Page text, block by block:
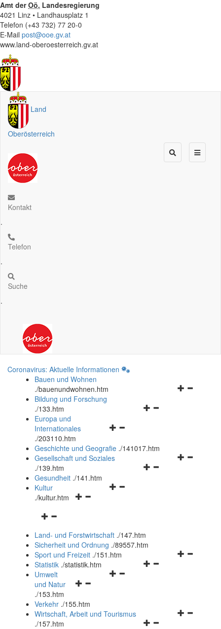
Amt derOö. Landesregierung
4021 Linz • Landhausplatz 1
Telefon (+43 732) 77 20-0
E-Mail post@ooe.gv.at
www.land-oberoesterreich.gv.at
Land
Oberösterreich
Kontakt
.
Telefon
.
Suche
.
Coronavirus: Aktuelle Informationen
Bauen und Wohnen
./bauenundwohnen.htm
Navigationsmenü
Bildung und Forschung
./133.htm
Navigationsmenü
und
schließen
Europa und
Internationales
./203110.htm
Geschichte und Geografie ./141017.htm
Navigationsmenü
Gesellschaft und Soziales
./139.htm
Navigationsmenü
Gesundheit ./141.htm
Navigationsmenü
Kultur
./kultur.htm
Navigationsmenü
und
schließen
Land- und Forstwirtschaft ./147.htm
Sicherheit und Ordnung ./89557.htm
Navigationsmenü
Sport und Freizeit ./151.htm
Navigationsmenü
Statistik ./statistik.htm
Navigationsmenü
und
schließen
Umwelt
und Natur
./153.htm
Verkehr ./155.htm
Navigationsmenü
Wirtschaft, Arbeit und Tourismus
./157.htm